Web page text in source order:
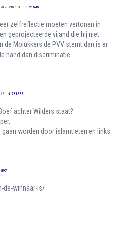
om 8:30 + 21545
zelfreflectie moeten vertonen in
geprojecteerde vijand die hij niet
de Molukkers de PVV stemt dan is er
hand dan discriminatie.
+ 231339
achter Wilders staat?
worden door islamtieten en links.
de-winnaar-is/